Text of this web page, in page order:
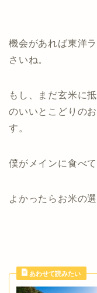
機会があれば東洋
さいね。
もし、まだ玄米に
のいいとこどりの
す。
僕がメインに食べ
よかったらお米の